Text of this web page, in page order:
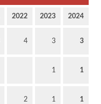
2022 2023 2024
4 3 3
1 1
2 1 1